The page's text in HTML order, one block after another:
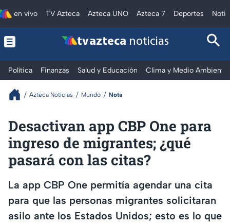
en vivo TV Azteca Azteca UNO Azteca 7 Deportes
tv azteca noticias
Política Finanzas Salud y Educación Clima y Medio Ambiente
Azteca Noticias Mundo Nota
Desactivan app CBP One para
ingreso de migrantes; ¿qué
pasará con las citas?
La app CBP One permitía agendar una cita
para que las personas migrantes solicitaran
asilo ante los Estados Unidos; esto es lo que